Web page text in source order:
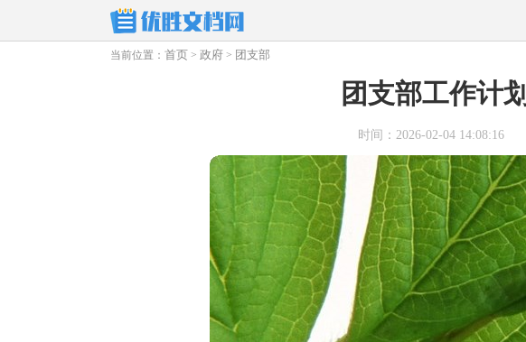
当前位置： 首页 > 政府 > 团支部
团支部工作计划
时间：2026-02-04 14:08:16